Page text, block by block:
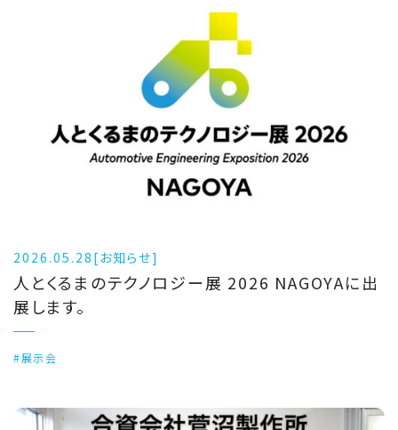
2026.05.28 [お知らせ]
人とくるまのテクノロジー展 2026 NAGOYAに出
展します。
#展示会